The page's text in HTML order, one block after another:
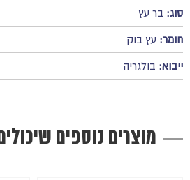
סוג: בר עץ
חומר: עץ בוק
ייבוא: בולגריה
מוצרים נוספים